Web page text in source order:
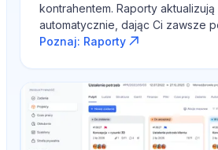
kontrahentem. Raporty aktualizują
automatycznie, dając Ci zawsze
Poznaj: Raporty